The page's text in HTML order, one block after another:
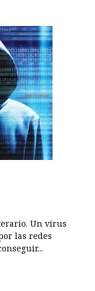
Un virus
las redes